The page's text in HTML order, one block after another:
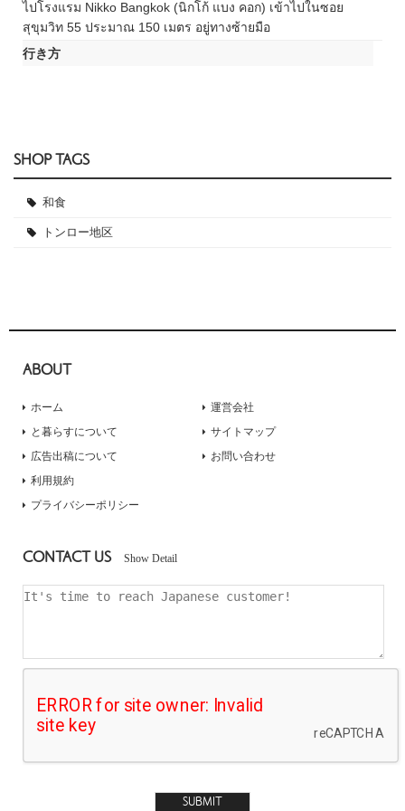
ไปโรงแรม Nikko Bangkok (นิกโก้ แบง คอก) เข้าไปในซอย
สุขุมวิท 55 ประมาณ 150 เมตร อยู่ทางซ้ายมือ
行き方
SHOP TAGS
和食
トンロー地区
ABOUT
ホーム
と暮らすについて
広告出稿について
運営会社
サイトマップ
お問い合わせ
利用規約
プライバシーポリシー
CONTACT US Show Detail